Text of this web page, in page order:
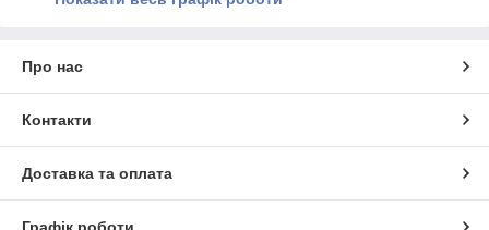
Про нас
Контакти
Доставка та оплата